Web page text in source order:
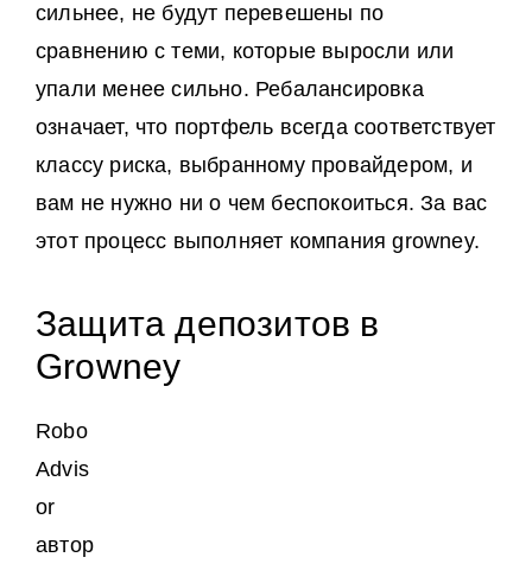
сильнее, не будут перевешены по
сравнению с теми, которые выросли или
упали менее сильно. Ребалансировка
означает, что портфель всегда соответствует
классу риска, выбранному провайдером, и
вам не нужно ни о чем беспокоиться. За вас
этот процесс выполняет компания growney.
Защита депозитов в
Growney
Robo
Advis
or
автор